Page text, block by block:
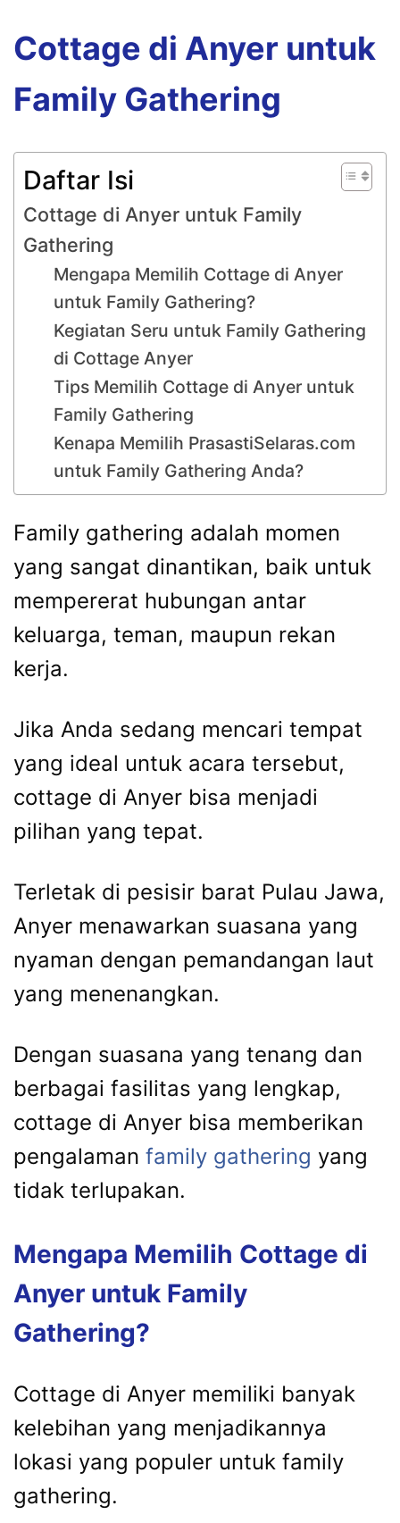
Cottage di Anyer untuk
Family Gathering
Daftar Isi
Cottage di Anyer untuk Family
Gathering
Mengapa Memilih Cottage di Anyer
untuk Family Gathering?
Kegiatan Seru untuk Family Gathering
di Cottage Anyer
Tips Memilih Cottage di Anyer untuk
Family Gathering
Kenapa Memilih PrasastiSelaras.com
untuk Family Gathering Anda?
Family gathering adalah momen
yang sangat dinantikan, baik untuk
mempererat hubungan antar
keluarga, teman, maupun rekan
kerja.
Jika Anda sedang mencari tempat
yang ideal untuk acara tersebut,
cottage di Anyer bisa menjadi
pilihan yang tepat.
Terletak di pesisir barat Pulau Jawa,
Anyer menawarkan suasana yang
nyaman dengan pemandangan laut
yang menenangkan.
Dengan suasana yang tenang dan
berbagai fasilitas yang lengkap,
cottage di Anyer bisa memberikan
pengalaman family gathering yang
tidak terlupakan.
Mengapa Memilih Cottage di
Anyer untuk Family
Gathering?
Cottage di Anyer memiliki banyak
kelebihan yang menjadikannya
lokasi yang populer untuk family
gathering.